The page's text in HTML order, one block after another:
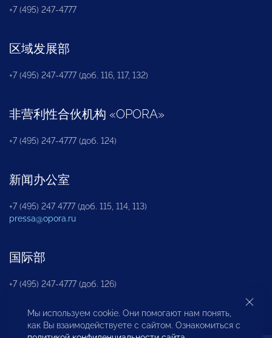
+7 (495) 247-4777
区域发展部
+7 (495) 247-4777 (доб. 116, 117, 132)
非营利性合伙机构 «OPORA»
+7 (495) 247-4777 (доб. 124)
新闻办公室
+7 (495) 247 4777 (доб. 115, 114, 113)
pressa@opora.ru
国际部
+7 (495) 247-4777 (доб. 126)
商投权益保护部
Мы используем cookie. Они помогают нам понять,
как Вы взаимодействуете с сайтом. Ознакомиться с